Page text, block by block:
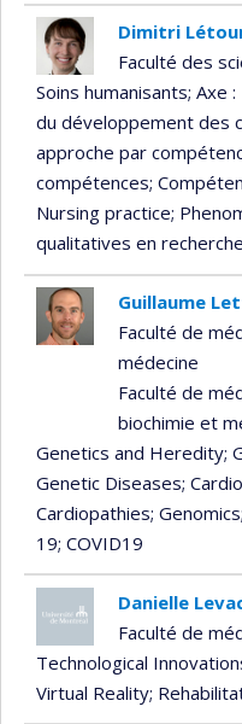
Dimitri
Faculté des
Soins humanisants; Axe
du développement des
approche par
compétences;
Nursing practice;
qualitatives en recherche
Guillaume
Faculté de
médecine
Faculté de
biochimie et
Genetics and Heredity;
Genetic Diseases;
Cardiopathies; Genomics
19; COVID19
Danielle
Faculté de
Technological
Virtual Reality;